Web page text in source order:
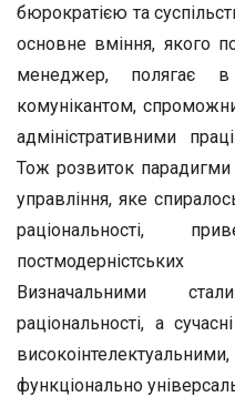
бюрократією та
основне вміння, якого
менеджер, полягає в
комунікантом,
адміністративними
Тож розвиток парадигми
управління, яке
раціональності,
Визначальними
раціональності, а
функціонально